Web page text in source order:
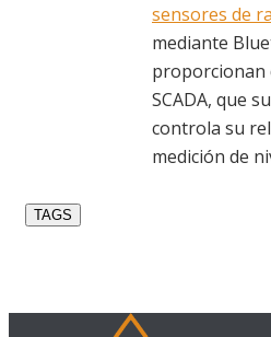
sensores de
mediante
proporcionan
SCADA, que
controla su
medición de
TAGS